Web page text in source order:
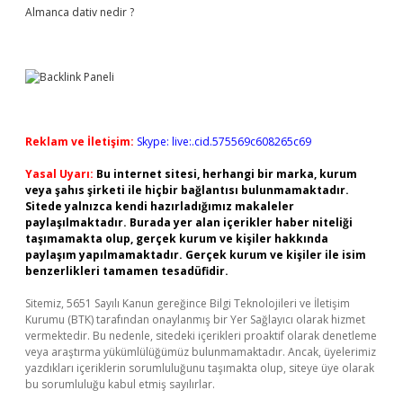
Almanca dativ nedir ?
Reklam ve İletişim: Skype: live:.cid.575569c608265c69
Yasal Uyarı: Bu internet sitesi, herhangi bir marka, kurum
veya şahıs şirketi ile hiçbir bağlantısı bulunmamaktadır.
Sitede yalnızca kendi hazırladığımız makaleler
paylaşılmaktadır. Burada yer alan içerikler haber niteliği
taşımamakta olup, gerçek kurum ve kişiler hakkında
paylaşım yapılmamaktadır. Gerçek kurum ve kişiler ile isim
benzerlikleri tamamen tesadüfidir.
Sitemiz, 5651 Sayılı Kanun gereğince Bilgi Teknolojileri ve İletişim
Kurumu (BTK) tarafından onaylanmış bir Yer Sağlayıcı olarak hizmet
vermektedir. Bu nedenle, sitedeki içerikleri proaktif olarak denetleme
veya araştırma yükümlülüğümüz bulunmamaktadır. Ancak, üyelerimiz
yazdıkları içeriklerin sorumluluğunu taşımakta olup, siteye üye olarak
bu sorumluluğu kabul etmiş sayılırlar.